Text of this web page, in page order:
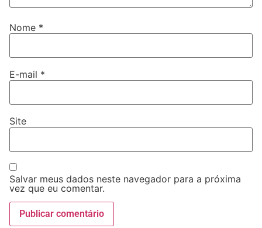
Nome *
E-mail *
Site
Salvar meus dados neste navegador para a próxima
vez que eu comentar.